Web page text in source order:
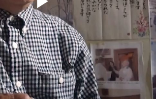
Play
Video